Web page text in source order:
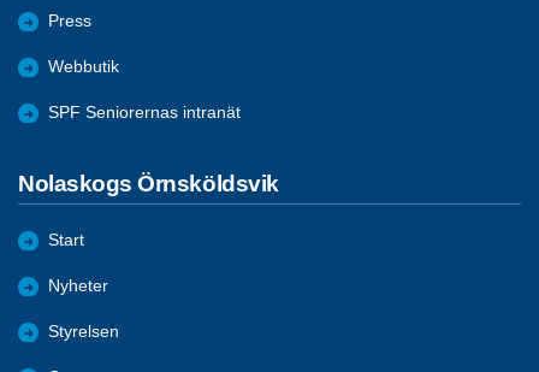
Press
Webbutik
SPF Seniorernas intranät
Nolaskogs Örnsköldsvik
Start
Nyheter
Styrelsen